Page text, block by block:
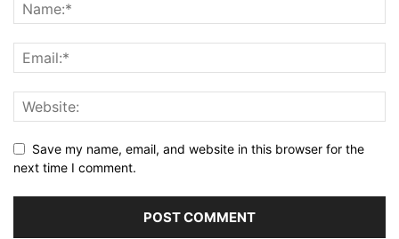
Save my name, email, and website in this browser for the
next time I comment.